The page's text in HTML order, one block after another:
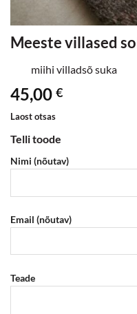
Meeste villased
miihi villadsõ suka
45,00 €
Laost otsas
Telli toode
Nimi (nõutav)
Email (nõutav)
Teade